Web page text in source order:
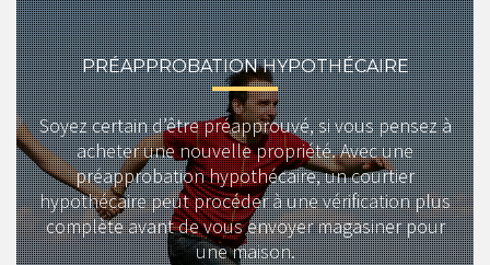
PRÉAPPROBATION HYPOTHÉCAIRE
Soyez certain d’être préapprouvé, si vous pensez à
acheter une nouvelle propriété. Avec une
préapprobation hypothécaire, un courtier
hypothécaire peut procéder à une vérification plus
complète avant de vous envoyer magasiner pour
une maison.